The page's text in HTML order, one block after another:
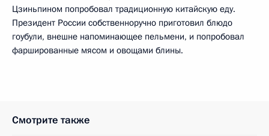
Цзиньпином попробовал традиционную китайскую еду.
Президент России собственноручно приготовил блюдо
гоубули, внешне напоминающее пельмени, и попробовал
фаршированные мясом и овощами блины.
Смотрите также